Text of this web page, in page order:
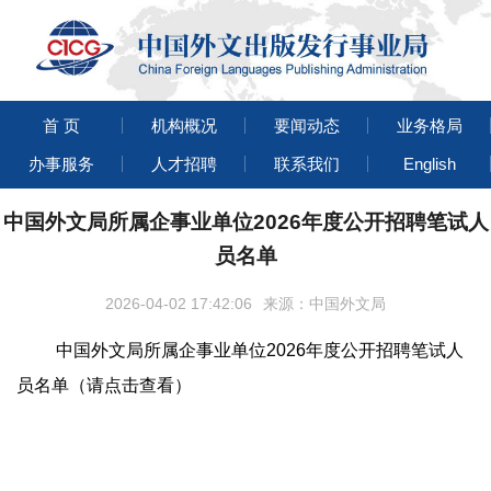
首 页 机构概况 要闻动态 业务格局
办事服务 人才招聘 联系我们 English
中国外文局所属企事业单位2026年度公开招聘笔试人
员名单
2026-04-02 17:42:06 来源：中国外文局
中国外文局所属企事业单位2026年度公开招聘笔试人
员名单（请点击查看）